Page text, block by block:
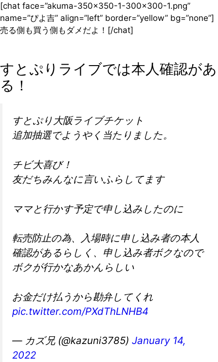
[chat face=”akuma-350×350-1-300×300-1.png”
name=”ぴよ吉” align=”left” border=”yellow” bg=”none”]
売る側も買う側もダメだよ！[/chat]
すとぷりライブでは本人確認があ
る！
すとぷり大阪ライブチケット
追加抽選でようやく当たりました。
チビ大喜び！
友だちみんなに言いふらしてます
ママと行かす予定で申し込みしたのに
転売防止の為、入場時に申し込み者の本人
確認があるらしく、申し込み者ボクなので
ボクが行かなあかんらしい
お金だけ払うから勘弁してくれ
pic.twitter.com/PXdThLNHB4
— カズ兄 (@kazuni3785) January 14,
2022